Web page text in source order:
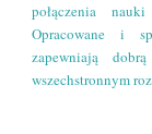
połączenia
Opracowane i
zapewniają
wszechstronnym